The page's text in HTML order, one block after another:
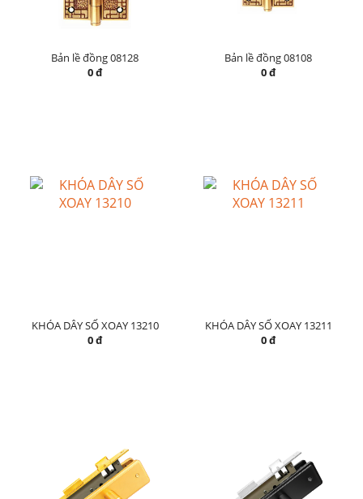
Bản lề đồng 08128
0 đ
Bản lề đồng 08108
0 đ
KHÓA DÂY SỐ XOAY 13210
0 đ
KHÓA DÂY SỐ XOAY 13211
0 đ